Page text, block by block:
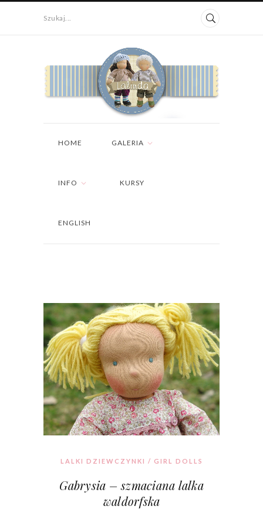
Szukaj...
HOME GALERIA
INFO KURSY
ENGLISH
LALKI DZIEWCZYNKI / GIRL DOLLS
Gabrysia – szmaciana lalka
waldorfska